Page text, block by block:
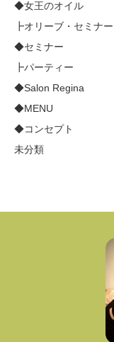
◆女王のオイル
┣オリーブ・セミナー
◆セミナー
┣パーティー
◆Salon Regina
◆MENU
◆コンセプト
未分類